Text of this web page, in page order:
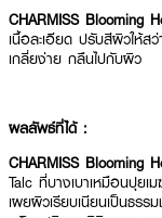
CHARMISS Blooming
เนื้อละเอียด ปรับสีผิวให้ส
เกลี่ยง่าย กลืนไปกับผิว
ผลลัพธ์ที่ได้ :
CHARMISS Blooming
Talc ที่บางเบาเหมือนปุย
เผยผิวเรียบเนียนเป็นธรร